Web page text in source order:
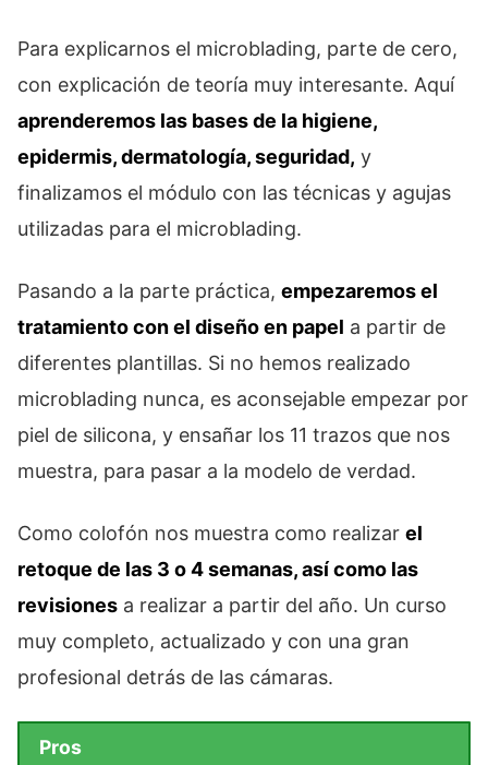
Para explicarnos el microblading, parte de cero,
con explicación de teoría muy interesante. Aquí
aprenderemos las bases de la higiene,
epidermis, dermatología, seguridad, y
finalizamos el módulo con las técnicas y agujas
utilizadas para el microblading.
Pasando a la parte práctica, empezaremos el
tratamiento con el diseño en papel a partir de
diferentes plantillas. Si no hemos realizado
microblading nunca, es aconsejable empezar por
piel de silicona, y ensañar los 11 trazos que nos
muestra, para pasar a la modelo de verdad.
Como colofón nos muestra como realizar el
retoque de las 3 o 4 semanas, así como las
revisiones a realizar a partir del año. Un curso
muy completo, actualizado y con una gran
profesional detrás de las cámaras.
Pros